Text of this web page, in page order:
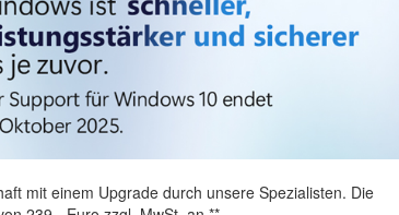
mit einem Upgrade durch unsere Spezialisten. Die